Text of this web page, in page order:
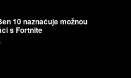
10 naznačuje možnou
s Fortnite